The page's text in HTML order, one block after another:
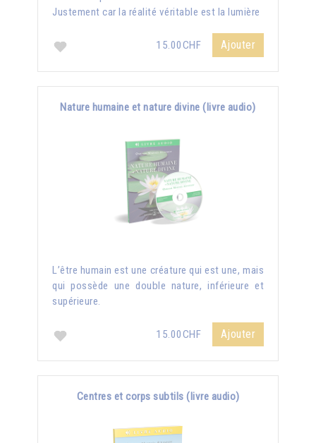
Justement car la réalité véritable est la lumière
15.00CHF Ajouter
Nature humaine et nature divine (livre audio)
L’être humain est une créature qui est une, mais
qui possède une double nature, inférieure et
supérieure.
15.00CHF Ajouter
Centres et corps subtils (livre audio)